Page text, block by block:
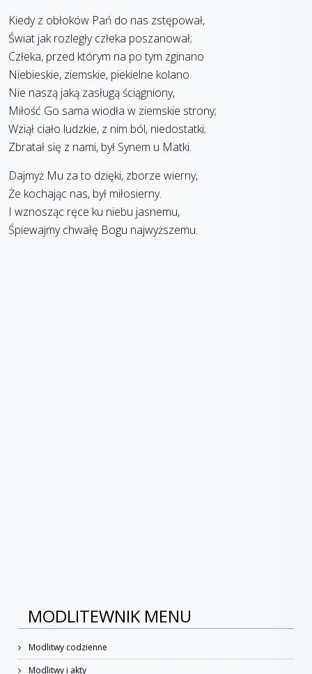
Kiedy z obłoków Pań do nas zstępował,
Świat jak rozległy człeka poszanował;
Człeka, przed którym na po tym zginano
Niebieskie, ziemskie, piekielne kolano.
Nie naszą jaką zasługą ściągniony,
Miłość Go sama wiodła w ziemskie strony;
Wziął ciało ludzkie, z nim ból, niedostatki;
Zbratał się z nami, był Synem u Matki.
Dajmyż Mu za to dzięki, zborze wierny,
Że kochając nas, był miłosierny.
I wznosząc ręce ku niebu jasnemu,
Śpiewajmy chwałę Bogu najwyższemu.
MODLITEWNIK MENU
Modlitwy codzienne
Modlitwy i akty